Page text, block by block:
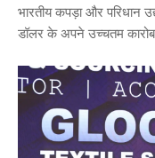
भारतीय कपड़ा और परिधान
डॉलर के अपने उच्चतम